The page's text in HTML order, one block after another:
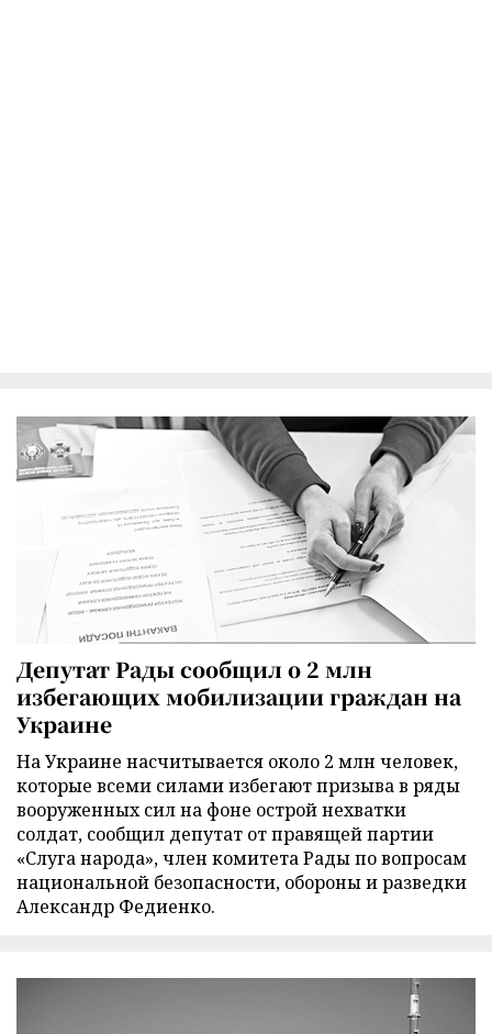
Депутат Рады сообщил о 2 млн
избегающих мобилизации граждан на
Украине
На Украине насчитывается около 2 млн человек,
которые всеми силами избегают призыва в ряды
вооруженных сил на фоне острой нехватки
солдат, сообщил депутат от правящей партии
«Слуга народа», член комитета Рады по вопросам
национальной безопасности, обороны и разведки
Александр Федиенко.